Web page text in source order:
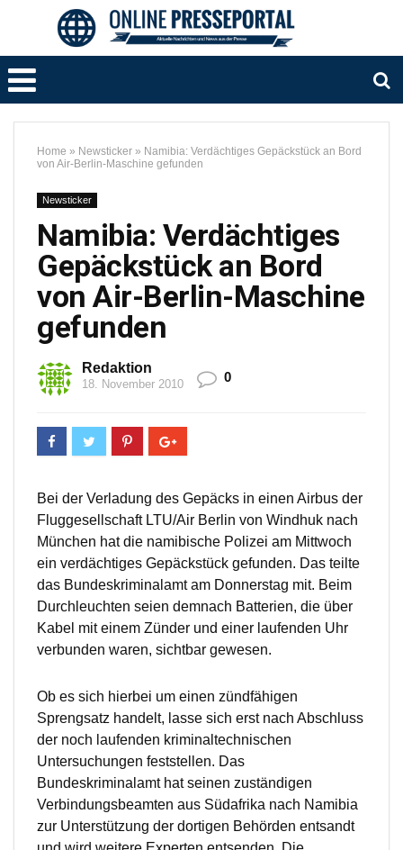
Home » Newsticker » Namibia: Verdächtiges Gepäckstück an Bord
von Air-Berlin-Maschine gefunden
Newsticker
Namibia: Verdächtiges
Gepäckstück an Bord
von Air-Berlin-Maschine
gefunden
Redaktion
18. November 2010 0
Bei der Verladung des Gepäcks in einen Airbus der
Fluggesellschaft LTU/Air Berlin von Windhuk nach
München hat die namibische Polizei am Mittwoch
ein verdächtiges Gepäckstück gefunden. Das teilte
das Bundeskriminalamt am Donnerstag mit. Beim
Durchleuchten seien demnach Batterien, die über
Kabel mit einem Zünder und einer laufenden Uhr
verbunden waren, sichtbar gewesen.
Ob es sich hierbei um einen zündfähigen
Sprengsatz handelt, lasse sich erst nach Abschluss
der noch laufenden kriminaltechnischen
Untersuchungen feststellen. Das
Bundeskriminalamt hat seinen zuständigen
Verbindungsbeamten aus Südafrika nach Namibia
zur Unterstützung der dortigen Behörden entsandt